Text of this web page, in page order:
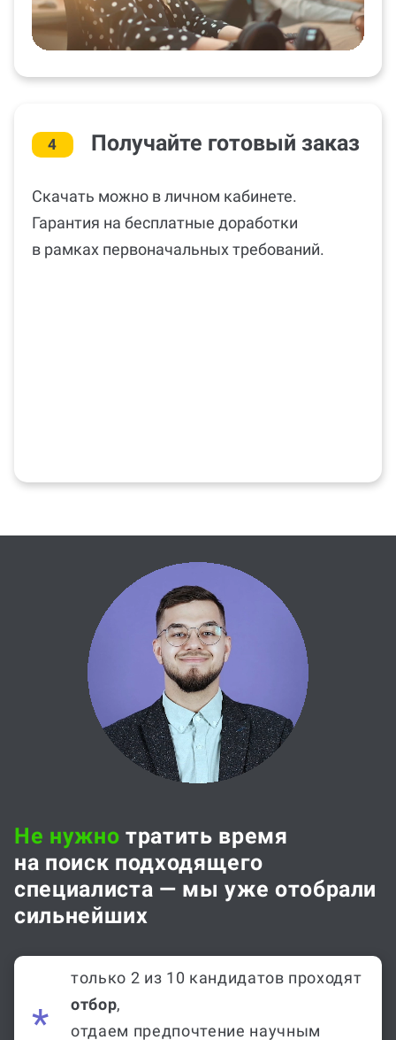
4 Получайте готовый заказ
Скачать можно в личном кабинете.
Гарантия на бесплатные доработки
в рамках первоначальных требований.
Не нужно тратить время
на поиск подходящего
специалиста — мы уже отобрали
сильнейших
только 2 из 10 кандидатов проходят
отбор,
отдаем предпочтение научным